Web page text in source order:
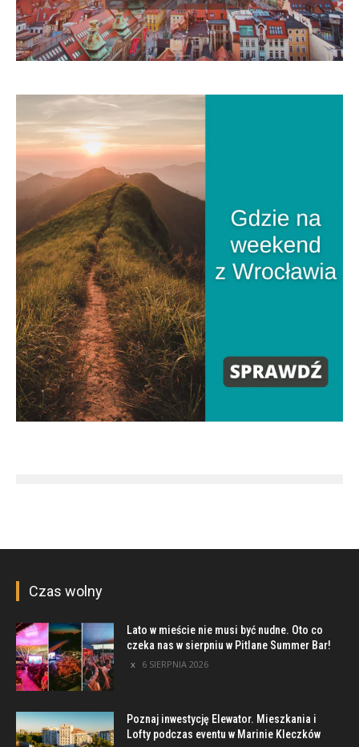
Czas wolny
Lato w mieście nie musi być nudne. Oto co
czeka nas w sierpniu w Pitlane Summer Bar!
6 SIERPNIA 2026
Poznaj inwestycję Elewator. Mieszkania i
Lofty podczas eventu w Marinie Kleczków